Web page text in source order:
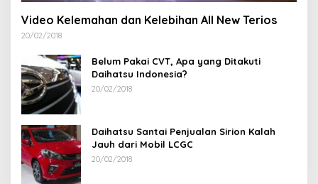
Video Kelemahan dan Kelebihan All New Terios
20/02/2018
Belum Pakai CVT, Apa yang Ditakuti
Daihatsu Indonesia?
20/02/2018
Daihatsu Santai Penjualan Sirion Kalah
Jauh dari Mobil LCGC
20/02/2018